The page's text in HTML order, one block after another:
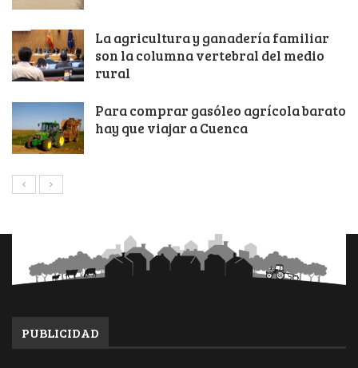
La agricultura y ganadería familiar
son la columna vertebral del medio
rural
Para comprar gasóleo agrícola barato
hay que viajar a Cuenca
PUBLICIDAD